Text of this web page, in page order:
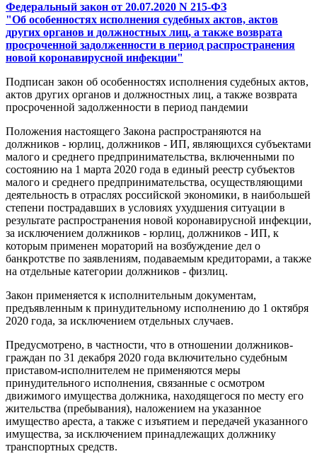
Федеральный закон от 20.07.2020 N 215-ФЗ
"Об особенностях исполнения судебных актов, актов
других органов и должностных лиц, а также возврата
просроченной задолженности в период распространения
новой коронавирусной инфекции"
Подписан закон об особенностях исполнения судебных актов,
актов других органов и должностных лиц, а также возврата
просроченной задолженности в период пандемии
Положения настоящего Закона распространяются на
должников - юрлиц, должников - ИП, являющихся субъектами
малого и среднего предпринимательства, включенными по
состоянию на 1 марта 2020 года в единый реестр субъектов
малого и среднего предпринимательства, осуществляющими
деятельность в отраслях российской экономики, в наибольшей
степени пострадавших в условиях ухудшения ситуации в
результате распространения новой коронавирусной инфекции,
за исключением должников - юрлиц, должников - ИП, к
которым применен мораторий на возбуждение дел о
банкротстве по заявлениям, подаваемым кредиторами, а также
на отдельные категории должников - физлиц.
Закон применяется к исполнительным документам,
предъявленным к принудительному исполнению до 1 октября
2020 года, за исключением отдельных случаев.
Предусмотрено, в частности, что в отношении должников-
граждан по 31 декабря 2020 года включительно судебным
приставом-исполнителем не применяются меры
принудительного исполнения, связанные с осмотром
движимого имущества должника, находящегося по месту его
жительства (пребывания), наложением на указанное
имущество ареста, а также с изъятием и передачей указанного
имущества, за исключением принадлежащих должнику
транспортных средств.